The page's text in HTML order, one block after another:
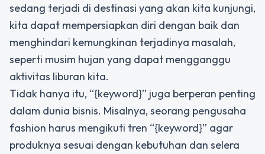
sedang terjadi di destinasi yang akan kita kunjungi,
kita dapat mempersiapkan diri dengan baik dan
menghindari kemungkinan terjadinya masalah,
seperti musim hujan yang dapat mengganggu
aktivitas liburan kita.
Tidak hanya itu, “{keyword}” juga berperan penting
dalam dunia bisnis. Misalnya, seorang pengusaha
fashion harus mengikuti tren “{keyword}” agar
produknya sesuai dengan kebutuhan dan selera